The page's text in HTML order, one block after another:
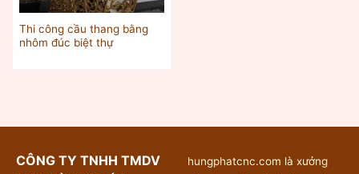
Thi công cầu thang bằng
nhôm đúc biệt thự
CÔNG TY TNHH TMDV
hungphatcnc.com là xưởng